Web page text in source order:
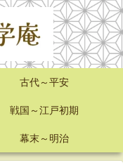
古代～平安
戦国～江戸初期
幕末～明治